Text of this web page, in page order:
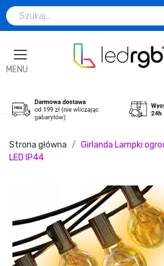
MENU
Strona główna
Girlanda Lampki
LED IP44